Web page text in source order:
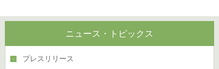
ニュース・トピックス
プレスリリース